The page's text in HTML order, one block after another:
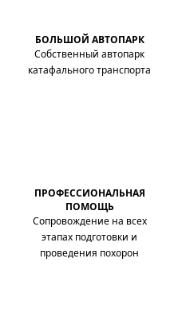
БОЛЬШОЙ АВТОПАРК
Собственный автопарк
катафального транспорта
ПРОФЕССИОНАЛЬНАЯ
ПОМОЩЬ
Сопровождение на всех
этапах подготовки и
проведения похорон